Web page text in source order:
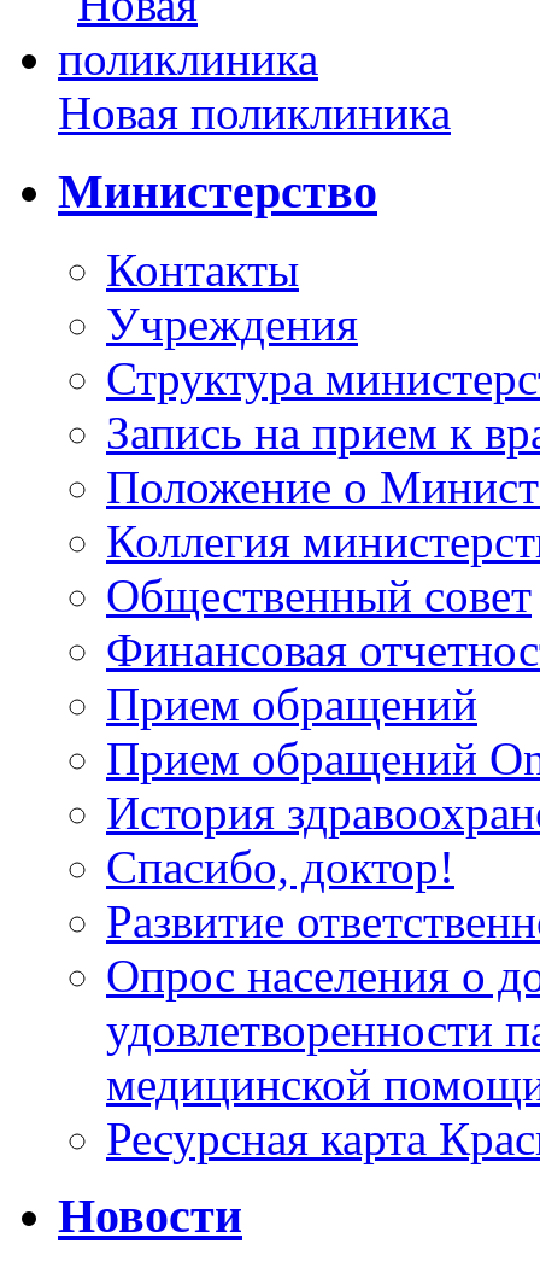
Новая поликлиника
Министерство
Контакты
Учреждения
Структура
Запись на прием к
Положение о
Коллегия
Общественный совет
Финансовая
Прием обращений
Прием обращений
История
Спасибо, доктор!
Развитие
Опрос населения о
удовлетворенности
медицинской
Ресурсная карта
Новости